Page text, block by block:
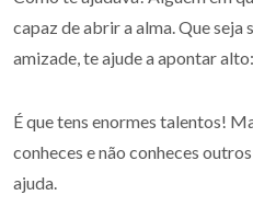
capaz de abrir a alma. Que seja
amizade, te ajude a apontar
É que tens enormes talentos!
conheces e não conheces
ajuda.